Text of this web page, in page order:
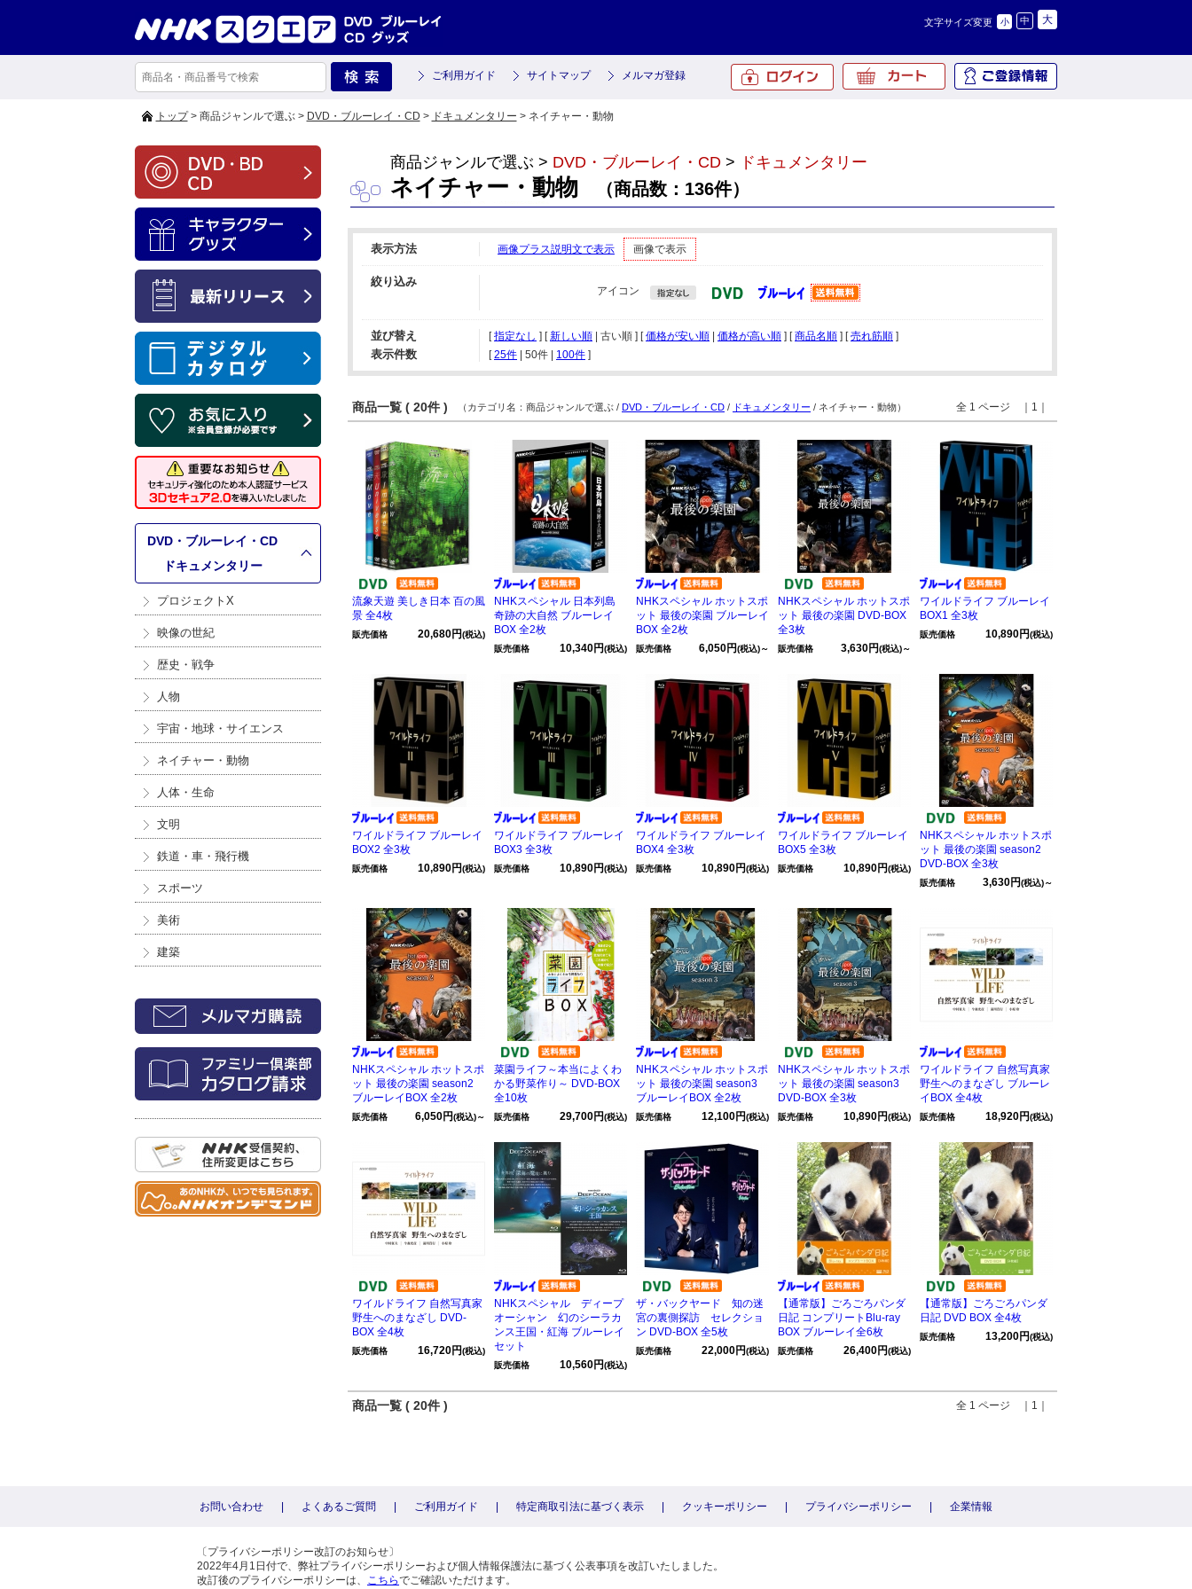
文字サイズ変更 小 中 大
ご利用ガイド サイトマップ メルマガ登録
トップ> 商品ジャンルで選ぶ > DVD・ブルーレイ・CD > ドキュメンタリー > ネイチャー・動物
DVD・ブルーレイ・CD
ドキュメンタリー
プロジェクトX
映像の世紀
歴史・戦争
人物
宇宙・地球・サイエンス
ネイチャー・動物
人体・生命
文明
鉄道・車・飛行機
スポーツ
美術
建築
商品ジャンルで選ぶ > DVD・ブルーレイ・CD > ドキュメンタリー
ネイチャー・動物 （商品数：136件）
表示方法 画像プラス説明文で表示 画像で表示
絞り込み
アイコン
並び替え [指定なし ] [新しい順 | 古い順 ] [価格が安い順 価格が高い順 ] [商品名順 ] [売れ筋順 ]
表示件数 [ 25件 50件 100件 ]
商品一覧 ( 20件 ) 全 1 ページ ｜1｜
（カテゴリ名：商品ジャンルで選ぶ / DVD・ブルーレイ・CD / ドキュメンタリー / ネイチャー・動物）
流象天遊 美しき日本 百の風
景 全4枚
販売価格 20,680円(税込)
NHKスペシャル 日本列島
奇跡の大自然 ブルーレイ
BOX 全2枚
販売価格 10,340円(税込)
NHKスペシャル ホットスポ
ット 最後の楽園 ブルーレイ
BOX 全2枚
販売価格 6,050円(税込)～
NHKスペシャル ホットスポ
ット 最後の楽園 DVD-BOX
全3枚
販売価格 3,630円(税込)～
ワイルドライフ ブルーレイ
BOX1 全3枚
販売価格 10,890円(税込)
ワイルドライフ ブルーレイ
BOX2 全3枚
販売価格 10,890円(税込)
ワイルドライフ ブルーレイ
BOX3 全3枚
販売価格 10,890円(税込)
ワイルドライフ ブルーレイ
BOX4 全3枚
販売価格 10,890円(税込)
ワイルドライフ ブルーレイ
BOX5 全3枚
販売価格 10,890円(税込)
NHKスペシャル ホットスポ
ット 最後の楽園 season2
DVD-BOX 全3枚
販売価格 3,630円(税込)～
NHKスペシャル ホットスポ
ット 最後の楽園 season2
ブルーレイBOX 全2枚
販売価格 6,050円(税込)～
菜園ライフ～本当によくわ
かる野菜作り～ DVD-BOX
全10枚
販売価格 29,700円(税込)
NHKスペシャル ホットスポ
ット 最後の楽園 season3
ブルーレイBOX 全2枚
販売価格 12,100円(税込)
NHKスペシャル ホットスポ
ット 最後の楽園 season3
DVD-BOX 全3枚
販売価格 10,890円(税込)
ワイルドライフ 自然写真家
野生へのまなざし ブルーレ
イBOX 全4枚
販売価格 18,920円(税込)
ワイルドライフ 自然写真家
野生へのまなざし DVD-
BOX 全4枚
販売価格 16,720円(税込)
NHKスペシャル ディープ
オーシャン 幻のシーラカ
ンス王国・紅海 ブルーレイ
セット
販売価格 10,560円(税込)
ザ・バックヤード 知の迷
宮の裏側探訪 セレクショ
ン DVD-BOX 全5枚
販売価格 22,000円(税込)
【通常版】ごろごろパンダ
日記 コンプリートBlu-ray
BOX ブルーレイ全6枚
販売価格 26,400円(税込)
【通常版】ごろごろパンダ
日記 DVD BOX 全4枚
販売価格 13,200円(税込)
商品一覧 ( 20件 ) 全 1 ページ ｜1｜
お問い合わせ よくあるご質問 ご利用ガイド 特定商取引法に基づく表示 クッキーポリシー プライバシーポリシー 企業情報
〔プライバシーポリシー改訂のお知らせ〕
2022年4月1日付で、弊社プライバシーポリシーおよび個人情報保護法に基づく公表事項を改訂いたしました。
改訂後のプライバシーポリシーは、 こちらでご確認いただけます。